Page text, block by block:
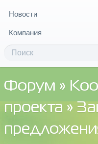
Новости
Компания
Форум »
проекта »